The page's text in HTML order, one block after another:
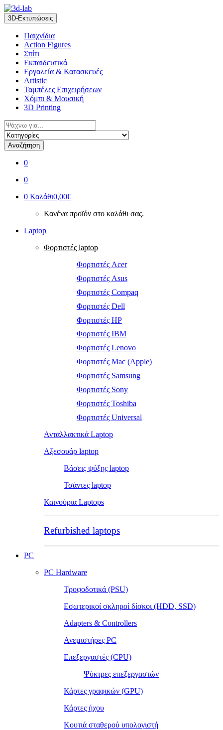
Skip
to
navigation
Skip
to
content
3D-Εκτυπώσεις
Παιχνίδια
Action Figures
Σπίτι
Εκπαιδευτικά
Εργαλεία & Κατασκευές
Artistic
Ταμπέλες Επιχειρήσεων
Χόμπι & Μουσική
3D Printing
Αναζήτηση
για:
Αναζήτηση
0
0
0 Καλάθι0,00€
Κανένα προϊόν στο καλάθι σας.
Laptop
Φορτιστές laptop
Φορτιστές Acer
Φορτιστές Asus
Φορτιστές Compaq
Φορτιστές Dell
Φορτιστές HP
Φορτιστές IBM
Φορτιστές Lenovo
Φορτιστές Mac (Apple)
Φορτιστές Samsung
Φορτιστές Sony
Φορτιστές Toshiba
Φορτιστές Universal
Ανταλλακτικά Laptop
Αξεσουάρ laptop
Βάσεις ψύξης laptop
Τσάντες laptop
Καινούρια Laptops
Refurbished laptops
PC
PC Hardware
Τροφοδοτικά (PSU)
Εσωτερικοί σκληροί δίσκοι (HDD, SSD)
Adapters & Controllers
Ανεμιστήρες PC
Επεξεργαστές (CPU)
Ψύκτρες επεξεργαστών
Κάρτες γραφικών (GPU)
Κάρτες ήχου
Κουτιά σταθερού υπολογιστή